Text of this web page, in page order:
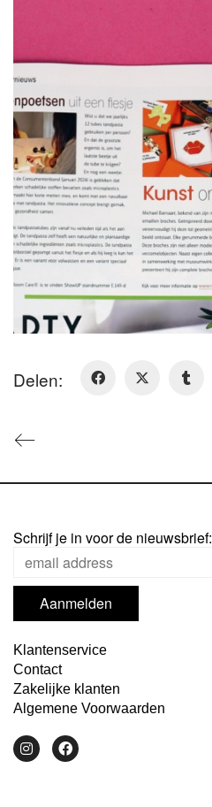
Delen:
Schrijf je in voor de nieuwsbrief:
Klantenservice
Contact
Zakelijke klanten
Algemene Voorwaarden